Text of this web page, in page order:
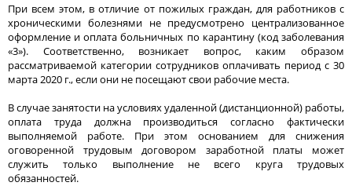
При всем этом, в отличие от пожилых граждан, для работников с
хроническими болезнями не предусмотрено централизованное
оформление и оплата больничных по карантину (код заболевания
«3»). Соответственно, возникает вопрос, каким образом
рассматриваемой категории сотрудников оплачивать период с 30
марта 2020 г., если они не посещают свои рабочие места.
В случае занятости на условиях удаленной (дистанционной) работы,
оплата труда должна производиться согласно фактически
выполняемой работе. При этом основанием для снижения
оговоренной трудовым договором заработной платы может
служить только выполнение не всего круга трудовых
обязанностей.